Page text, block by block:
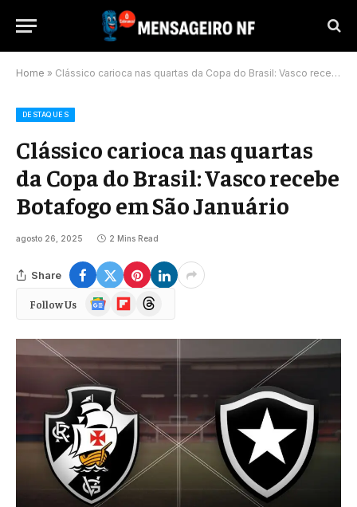
Home » Clássico carioca nas quartas da Copa do Brasil: Vasco recebe Botafogo em São Januário
DESTAQUES
Clássico carioca nas quartas
da Copa do Brasil: Vasco recebe
Botafogo em São Januário
agosto 26, 2025 2 Mins Read
Share
Follow Us
Google
News
FlipboardThreads